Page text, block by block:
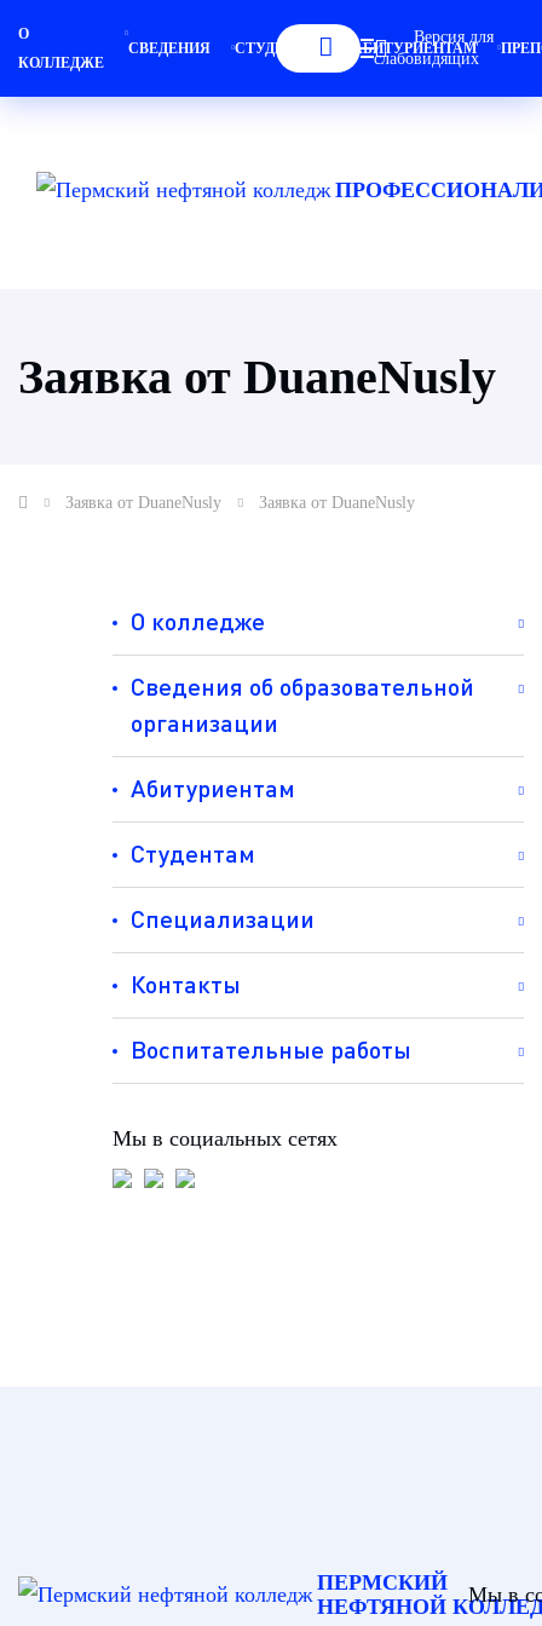
О
КОЛЛЕДЖЕ
СВЕДЕНИЯ СТУДЕНТАМ АБИТУРИЕНТАМ
Версия для
слабовидящих
Заявка от DuaneNusly
Заявка от DuaneNusly Заявка от DuaneNusly
О колледже
Сведения об образовательной
организации
Абитуриентам
Студентам
Специализации
Контакты
Воспитательные работы
Мы в социальных сетях
ПЕРМСКИЙ
НЕФТЯНОЙ
Мы в